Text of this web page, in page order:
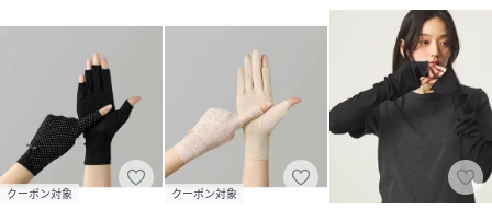
クーポン対象 クーポン対象